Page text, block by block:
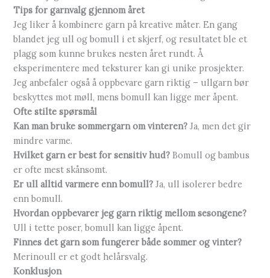
Tips for garnvalg gjennom året
Jeg liker å kombinere garn på kreative måter. En gang
blandet jeg ull og bomull i et skjerf, og resultatet ble et
plagg som kunne brukes nesten året rundt. Å
eksperimentere med teksturer kan gi unike prosjekter.
Jeg anbefaler også å oppbevare garn riktig – ullgarn bør
beskyttes mot møll, mens bomull kan ligge mer åpent.
Ofte stilte spørsmål
Kan man bruke sommergarn om vinteren? Ja, men det gir
mindre varme.
Hvilket garn er best for sensitiv hud? Bomull og bambus
er ofte mest skånsomt.
Er ull alltid varmere enn bomull? Ja, ull isolerer bedre
enn bomull.
Hvordan oppbevarer jeg garn riktig mellom sesongene?
Ull i tette poser, bomull kan ligge åpent.
Finnes det garn som fungerer både sommer og vinter?
Merinoull er et godt helårsvalg.
Konklusjon